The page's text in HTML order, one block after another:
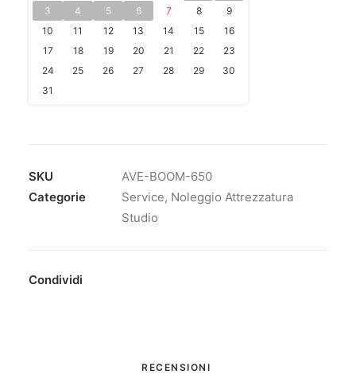
3
4 5 6 7 8
9
10
11 12 13 14 15
16
17
18 19 20 21 22
23
24
25 26 27 28 29
30
31
SKU
AVE-BOOM-650
Categorie
Service, Noleggio Attrezzatura
Studio
Condividi
RECENSIONI